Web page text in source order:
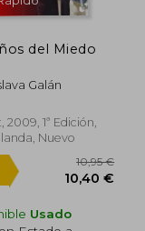
del Miedo
Galán
2009, 1ª Edición,
Nuevo
Usado